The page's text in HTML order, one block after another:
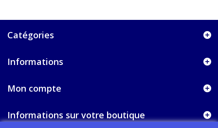
Catégories
Informations
Mon compte
Informations sur votre boutique